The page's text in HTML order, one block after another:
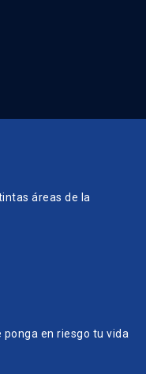
áreas de la
ponga en riesgo tu vida